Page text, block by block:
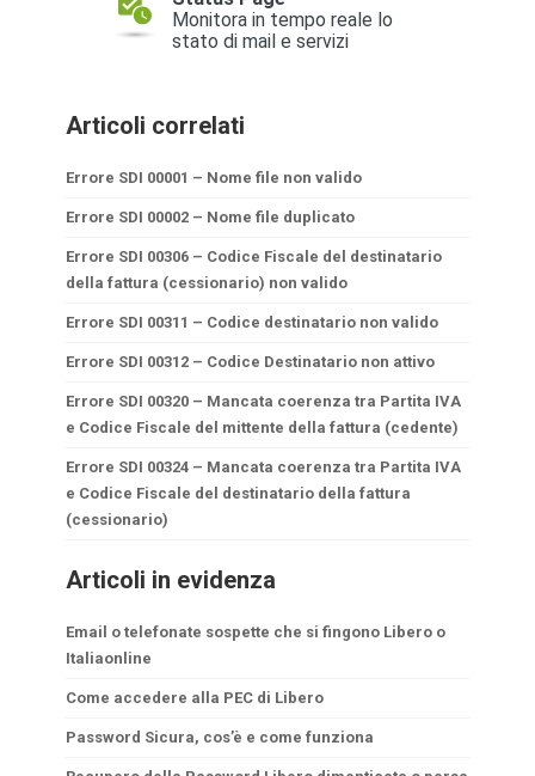
Articoli correlati
Errore SDI 00001 – Nome file non valido
Errore SDI 00002 – Nome file duplicato
Errore SDI 00306 – Codice Fiscale del destinatario
della fattura (cessionario) non valido
Errore SDI 00311 – Codice destinatario non valido
Errore SDI 00312 – Codice Destinatario non attivo
Errore SDI 00320 – Mancata coerenza tra Partita IVA
e Codice Fiscale del mittente della fattura (cedente)
Errore SDI 00324 – Mancata coerenza tra Partita IVA
e Codice Fiscale del destinatario della fattura
(cessionario)
Articoli in evidenza
Email o telefonate sospette che si fingono Libero o
Italiaonline
Come accedere alla PEC di Libero
Password Sicura, cos’è e come funziona